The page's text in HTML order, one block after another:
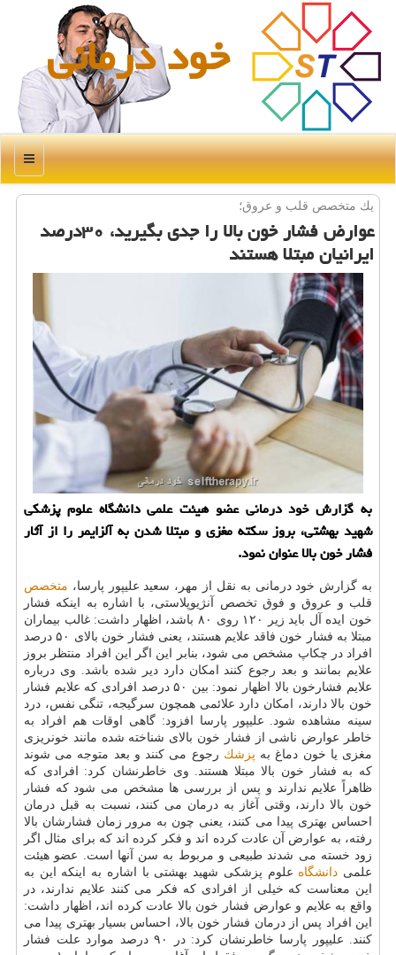
خود درمانی
منو
یك متخصص قلب و عروق؛
عوارض فشار خون بالا را جدی بگیرید، ۳۰درصد
ایرانیان مبتلا هستند
به گزارش خود درمانی عضو هیئت علمی دانشگاه علوم پزشكی
شهید بهشتی، بروز سكته مغزی و مبتلا شدن به آلزایمر را از آثار
فشار خون بالا عنوان نمود.
به گزارش خود درمانی به نقل از مهر، سعید علیپور پارسا، متخصص
قلب و عروق و فوق تخصص آنژیوپلاستی، با اشاره به اینكه فشار
خون ایده آل باید زیر ۱۲۰ روی ۸۰ باشد، اظهار داشت: غالب بیماران
مبتلا به فشار خون فاقد علایم هستند، یعنی فشار خون بالای ۵۰ درصد
افراد در چكاپ مشخص می شود، بنابر این اگر این افراد منتظر بروز
علایم بمانند و بعد رجوع كنند امكان دارد دیر شده باشد. وی درباره
علایم فشارخون بالا اظهار نمود: بین ۵۰ درصد افرادی كه علایم فشار
خون بالا دارند، امكان دارد علائمی همچون سرگیجه، تنگی نفس، درد
سینه مشاهده شود. علیپور پارسا افزود: گاهی اوقات هم افراد به
خاطر عوارض ناشی از فشار خون بالای شناخته شده مانند خونریزی
مغزی یا خون دماغ به پزشك رجوع می كنند و بعد متوجه می شوند
كه به فشار خون بالا مبتلا هستند. وی خاطرنشان كرد: افرادی كه
ظاهراً علایم ندارند و پس از بررسی ها مشخص می شود كه فشار
خون بالا دارند، وقتی آغاز به درمان می كنند، نسبت به قبل درمان
احساس بهتری پیدا می كنند، یعنی چون به مرور زمان فشارشان بالا
رفته، به عوارض آن عادت كرده اند و فكر كرده اند كه برای مثال اگر
زود خسته می شدند طبیعی و مربوط به سن آنها است. عضو هیئت
علمی دانشگاه علوم پزشكی شهید بهشتی با اشاره به اینكه این به
این معناست كه خیلی از افرادی كه فكر می كنند علایم ندارند، در
واقع به علایم و عوارض فشار خون بالا عادت كرده اند، اظهار داشت:
این افراد پس از درمان فشار خون بالا، احساس بسیار بهتری پیدا می
كنند. علیپور پارسا خاطرنشان كرد: در ۹۰ درصد موارد علت فشار